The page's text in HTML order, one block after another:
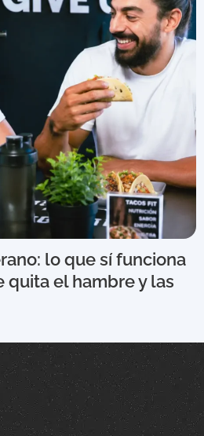
lo que sí funciona
quita el hambre y las